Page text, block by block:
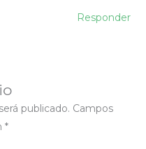
Responder
publicado. Campos
*